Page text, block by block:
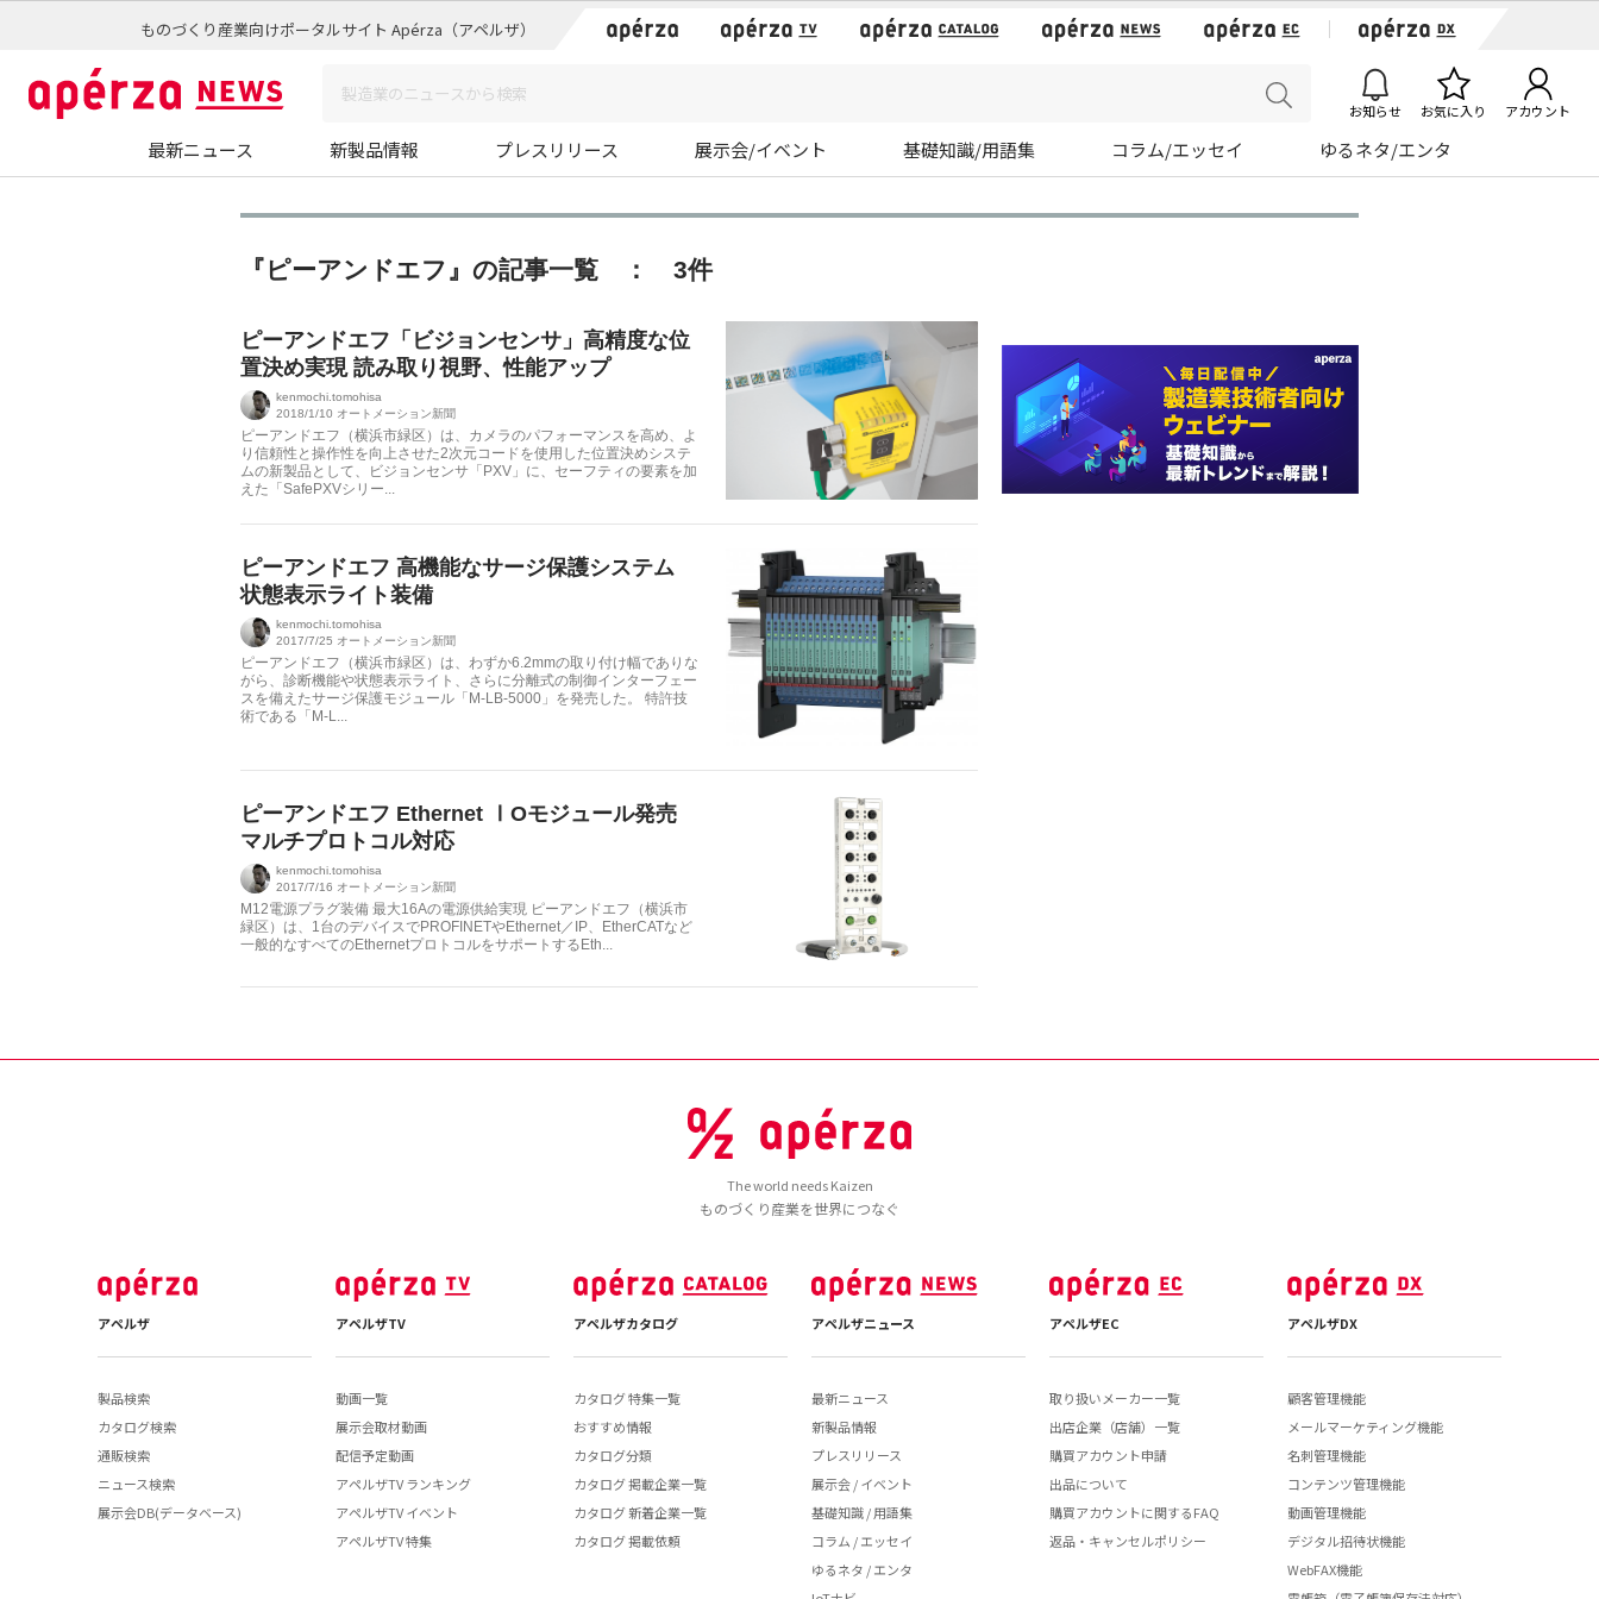
ものづくり産業向けポータルサイト Apérza（アペルザ）
お知らせ お気に入り アカウント
最新ニュース 新製品情報 プレスリリース 展示会/イベント 基礎知識/用語集 コラム/エッセイ ゆるネタ/エンタ
『ピーアンドエフ』の記事一覧 ： 3件
ピーアンドエフ「ビジョンセンサ」高精度な位
置決め実現 読み取り視野、性能アップ
kenmochi.tomohisa
2018/1/10 オートメーション新聞
ピーアンドエフ（横浜市緑区）は、カメラのパフォーマンスを高め、よ
り信頼性と操作性を向上させた2次元コードを使用した位置決めシステ
ムの新製品として、ビジョンセンサ「PXV」に、セーフティの要素を加
えた「SafePXVシリー...
ピーアンドエフ 高機能なサージ保護システム
状態表示ライト装備
kenmochi.tomohisa
2017/7/25 オートメーション新聞
ピーアンドエフ（横浜市緑区）は、わずか6.2mmの取り付け幅でありな
がら、診断機能や状態表示ライト、さらに分離式の制御インターフェー
スを備えたサージ保護モジュール「M-LB-5000」を発売した。 特許技
術である「M-L...
ピーアンドエフ Ethernet ⅠOモジュール発売
マルチプロトコル対応
kenmochi.tomohisa
2017/7/16 オートメーション新聞
M12電源プラグ装備 最大16Aの電源供給実現 ピーアンドエフ（横浜市
緑区）は、1台のデバイスでPROFINETやEthernet／IP、EtherCATなど
一般的なすべてのEthernetプロトコルをサポートするEth...
The world needs Kaizen
ものづくり産業を世界につなぐ
アペルザ
製品検索
カタログ検索
通販検索
ニュース検索
展示会DB(データベース)
アペルザTV
動画一覧
展示会取材動画
配信予定動画
アペルザTV ランキング
アペルザTV イベント
アペルザTV 特集
アペルザカタログ
カタログ 特集一覧
おすすめ情報
カタログ分類
カタログ 掲載企業一覧
カタログ 新着企業一覧
カタログ 掲載依頼
アペルザニュース
最新ニュース
新製品情報
プレスリリース
展示会 / イベント
基礎知識 / 用語集
コラム / エッセイ
ゆるネタ / エンタ
アペルザEC
取り扱いメーカー一覧
出店企業（店舗）一覧
購買アカウント申請
出品について
購買アカウントに関するFAQ
返品・キャンセルポリシー
アペルザDX
顧客管理機能
メールマーケティング機能
名刺管理機能
コンテンツ管理機能
動画管理機能
デジタル招待状機能
WebFAX機能